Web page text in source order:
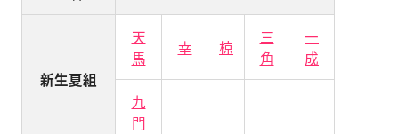
新生夏組
天
馬
幸 椋
三
角
一
成
九
門